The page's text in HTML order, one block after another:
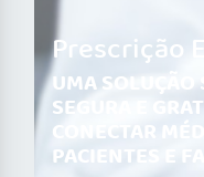
Prescrição
UMA SOLUÇÃO
SEGURA E
CONECTAR
PACIENTES E